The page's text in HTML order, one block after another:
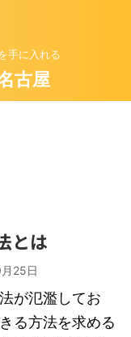
手に入れる
古屋
とは
25日
が氾濫してお
る方法を求める